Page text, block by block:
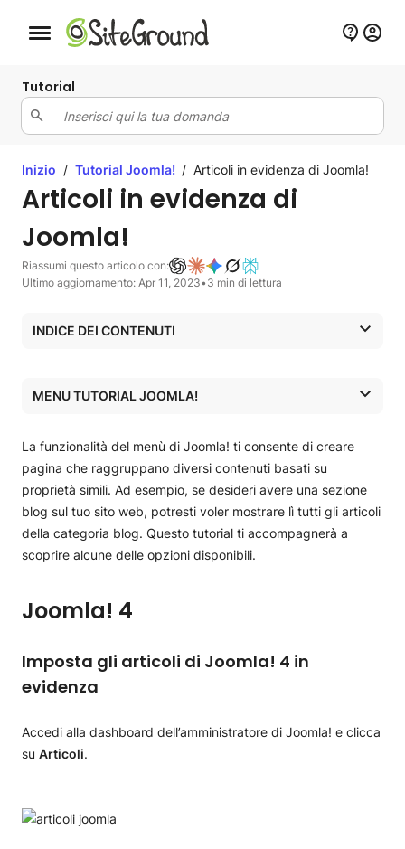
Bottone navigazione da mobile
Tutorial
Inizio / Tutorial Joomla! / Articoli in evidenza di Joomla!
Articoli in evidenza di
Joomla!
Riassumi questo articolo con:
Ultimo aggiornamento: Apr 11, 2023•3 min di lettura
INDICE DEI CONTENUTI
Mostra gli articoli in evidenza in una pagina presente nel
Personalizza il modo in cui gli articoli sono disposti in
Joomla! 3
Imposta gli articoli di Joomla! 3 in evidenza
Mostra gli articoli in evidenza su una pagina presente
nel menù Joomla! 3.x
Personalizza il modo in cui gli articolo sono organizzati
tutto)
MENU TUTORIAL JOOMLA!
Tutorial Joomla!
Come installare Joomla!
Sposta/Copia un sito Joomla!
Modifica la lingua admin Joomla!
Articoli di Joomla!
Pagina Contattaci di Joomla!
Incorporare video in Joomla!
La funzionalità del menù di Joomla! ti consente di creare
pagina che raggruppano diversi contenuti basati su
proprietà simili. Ad esempio, se desideri avere una sezione
blog sul tuo sito web, potresti voler mostrare lì tutti gli articoli
della categoria blog. Questo tutorial ti accompagnerà a
scoprire alcune delle opzioni disponibili.
Joomla! 4
Imposta gli articoli di Joomla! 4 in
evidenza
Accedi alla dashboard dell’amministratore di Joomla! e clicca
su Articoli.